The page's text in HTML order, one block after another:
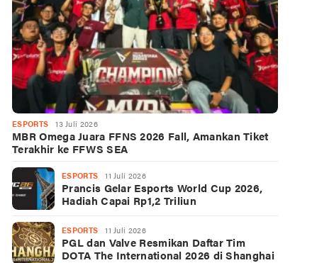
ESPORTS 13 Juli 2026
MBR Omega Juara FFNS 2026 Fall, Amankan Tiket
Terakhir ke FFWS SEA
ESPORTS 11 Juli 2026
Prancis Gelar Esports World Cup 2026,
Hadiah Capai Rp1,2 Triliun
ESPORTS 11 Juli 2026
PGL dan Valve Resmikan Daftar Tim
DOTA The International 2026 di Shanghai